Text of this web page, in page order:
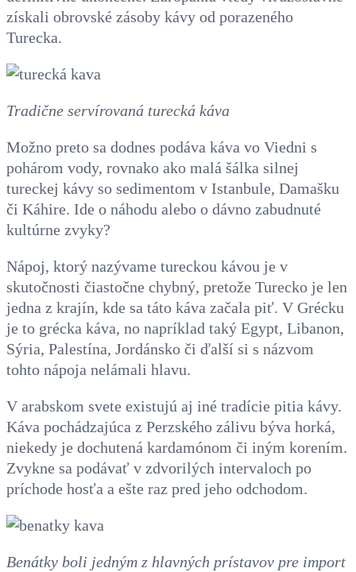
získali obrovské zásoby kávy od porazeného
Turecka.
Tradične servírovaná turecká káva
Možno preto sa dodnes podáva káva vo Viedni s
pohárom vody, rovnako ako malá šálka silnej
tureckej kávy so sedimentom v Istanbule, Damašku
či Káhire. Ide o náhodu alebo o dávno zabudnuté
kultúrne zvyky?
Nápoj, ktorý nazývame tureckou kávou je v
skutočnosti čiastočne chybný, pretože Turecko je len
jedna z krajín, kde sa táto káva začala piť. V Grécku
je to grécka káva, no napríklad taký Egypt, Libanon,
Sýria, Palestína, Jordánsko či ďalší si s názvom
tohto nápoja nelámali hlavu.
V arabskom svete existujú aj iné tradície pitia kávy.
Káva pochádzajúca z Perzského zálivu býva horká,
niekedy je dochutená kardamónom či iným korením.
Zvykne sa podávať v zdvorilých intervaloch po
príchode hosťa a ešte raz pred jeho odchodom.
Benátky boli jedným z hlavných prístavov pre import